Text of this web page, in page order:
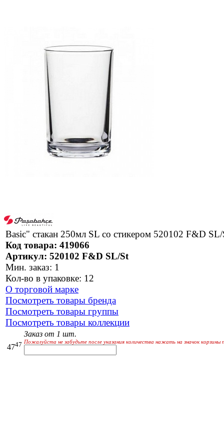
Basic" стакан 250мл SL со стикером 520102 F&D
Код товара: 419066
Артикул: 520102 F&D SL/St
Мин. заказ: 1
Кол-во в упаковке: 12
О торговой марке
Посмотреть товары бренда
Посмотреть товары группы
Посмотреть товары коллекции
4747
Заказ от 1 шт.
Пожалуйста не забудьте после указания количества нажать на значок корзины